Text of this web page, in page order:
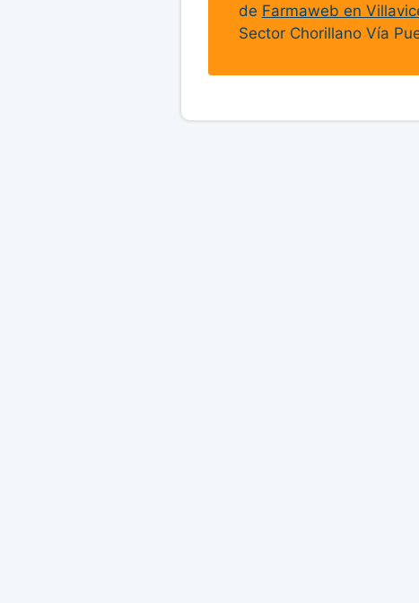
de Farmaweb en
Sector Chorillano Vía